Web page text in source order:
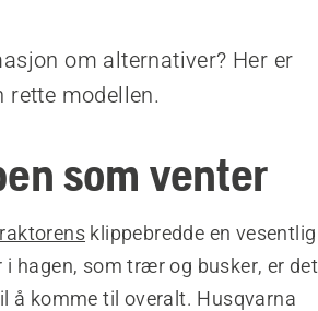
om alternativer? Her er
rette modellen.
som venter
klippebredde en vesentlig
hagen, som trær og busker, er det
å komme til overalt. Husqvarna